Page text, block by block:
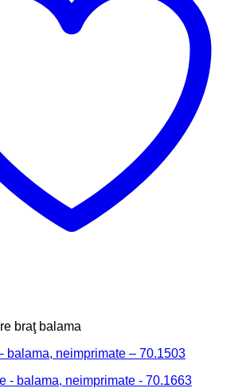
braţ balama
balama, neimprimate – 70.1503